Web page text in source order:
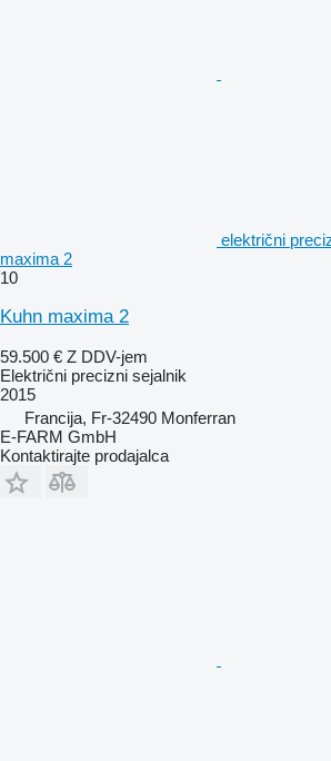
električni
maxima 2
10
Kuhn maxima 2
59.500 € Z DDV-jem
Električni precizni sejalnik
2015
Francija, Fr-32490 Monferran
E-FARM GmbH
Kontaktirajte prodajalca